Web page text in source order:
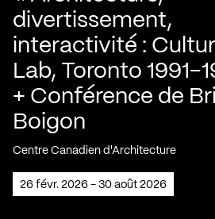
divertissement,
interactivité :
Lab, Toronto 1991-
+ Conférence de
Boigon
Centre Canadien d'Architecture
26 févr. 2026 - 30 août 2026